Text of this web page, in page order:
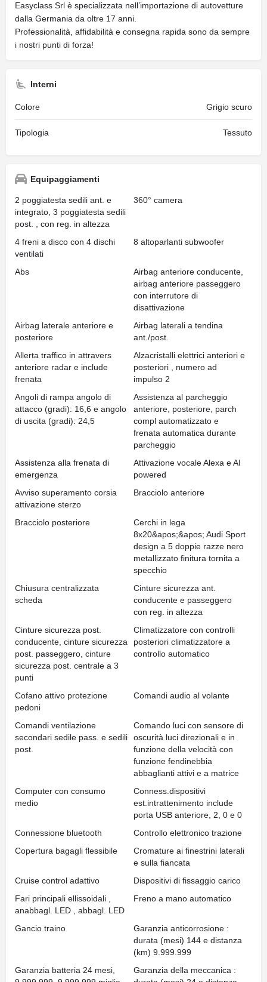
Easyclass Srl è specializzata nell’importazione di autovetture
dalla Germania da oltre 17 anni.
Professionalità, affidabilità e consegna rapida sono da sempre
i nostri punti di forza!
Interni
Colore Grigio scuro
Tipologia Tessuto
Equipaggiamenti
2 poggiatesta sedili ant. e
integrato, 3 poggiatesta sedili
post. , con reg. in altezza
360° camera
4 freni a disco con 4 dischi
ventilati
8 altoparlanti subwoofer
Abs
Airbag anteriore conducente,
airbag anteriore passeggero
con interrutore di
disattivazione
Airbag laterale anteriore e
posteriore
Airbag laterali a tendina
ant./post.
Allerta traffico in attravers
anteriore radar e include
frenata
Alzacristalli elettrici anteriori e
posteriori , numero ad
impulso 2
Angoli di rampa angolo di
attacco (gradi): 16,6 e angolo
di uscita (gradi): 24,5
Assistenza al parcheggio
anteriore, posteriore, parch
compl automatizzato e
frenata automatica durante
parcheggio
Assistenza alla frenata di
emergenza
Attivazione vocale Alexa e AI
powered
Avviso superamento corsia
attivazione sterzo
Bracciolo anteriore
Bracciolo posteriore
Cerchi in lega
8x20&apos;&apos; Audi Sport
design a 5 doppie razze nero
metallizzato finitura tornita a
specchio
Chiusura centralizzata
scheda
Cinture sicurezza ant.
conducente e passeggero
con reg. in altezza
Cinture sicurezza post.
conducente, cinture sicurezza
post. passeggero, cinture
sicurezza post. centrale a 3
punti
Climatizzatore con controlli
posteriori climatizzatore a
controllo automatico
Cofano attivo protezione
pedoni
Comandi audio al volante
Comandi ventilazione
secondari sedile pass. e sedili
post.
Comando luci con sensore di
oscurità luci direzionali e in
funzione della velocità con
funzione fendinebbia
abbaglianti attivi e a matrice
Computer con consumo
medio
Conness.dispositivi
est.intrattenimento include
porta USB anteriore, 2, 0 e 0
Connessione bluetooth
Controllo elettronico trazione
Copertura bagagli flessibile
Cromature ai finestrini laterali
e sulla fiancata
Cruise control adattivo
Dispositivi di fissaggio carico
Fari principali ellissoidali ,
anabbagl. LED , abbagl. LED
Freno a mano automatico
Gancio traino
Garanzia anticorrosione :
durata (mesi) 144 e distanza
(km) 9.999.999
Garanzia batteria 24 mesi,
Garanzia della meccanica :